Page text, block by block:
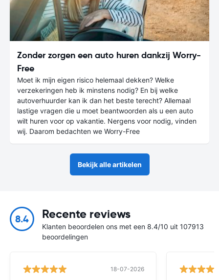
Zonder zorgen een auto huren dankzij Worry-
Free
Moet ik mijn eigen risico helemaal dekken? Welke
verzekeringen heb ik minstens nodig? En bij welke
autoverhuurder kan ik dan het beste terecht? Allemaal
lastige vragen die u moet beantwoorden als u een auto
wilt huren voor op vakantie. Nergens voor nodig, vinden
wij. Daarom bedachten we Worry-Free
Bekijk alle artikelen
8.4 Recente reviews
Klanten beoordelen ons met een 8.4/10 uit 107913
beoordelingen
18-07-2026